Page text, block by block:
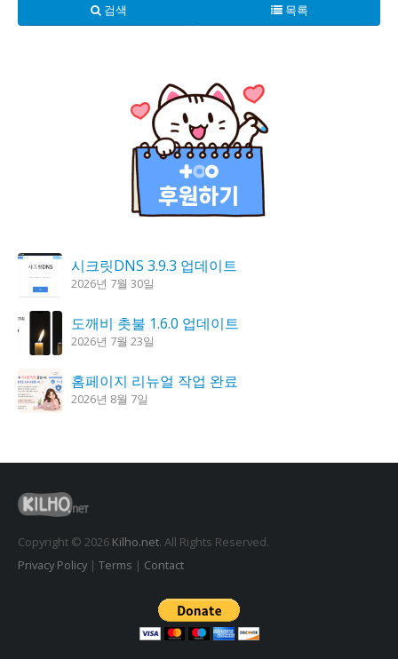
검색 목록
시크릿DNS 3.9.3 업데이트
2026년 7월 30일
도깨비 촛불 1.6.0 업데이트
2026년 7월 23일
홈페이지 리뉴얼 작업 완료
2026년 8월 7일
꿈의세계 1.3.0 – 꿈해몽, 꿈풀이
2026년 7월 30일
Copyright © 2026 Kilho.net. All Rights Reserved.
Privacy Policy| Terms | Contact